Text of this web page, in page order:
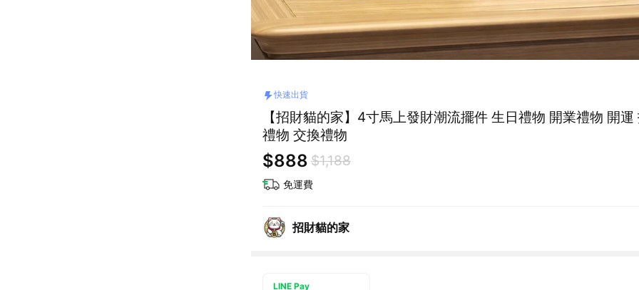
快速出貨
【招財貓的家】4寸馬上發財潮流擺件 生日禮物 開業禮物 開運
禮物 交換禮物
$888 $1,188
免運費
招財貓的家
LINE Pay